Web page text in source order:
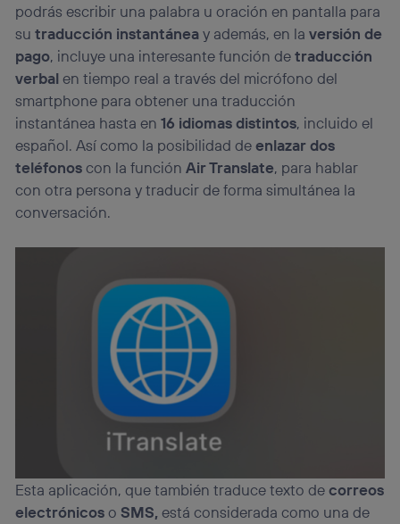
podrás escribir una palabra u oración en pantalla para
sutraducción instantáneay además, en laversión de
pago, incluye una interesante función detraducción
verbalen tiempo real a través del micrófono del
smartphone para obtener una traducción
instantánea hasta en16 idiomas distintos, incluido el
español. Así como la posibilidad deenlazar dos
teléfonoscon la funciónAir Translate, para hablar
con otra persona y traducir de forma simultánea la
conversación.
Esta aplicación, que también traduce texto decorreos
electrónicosoSMS,está considerada como una de